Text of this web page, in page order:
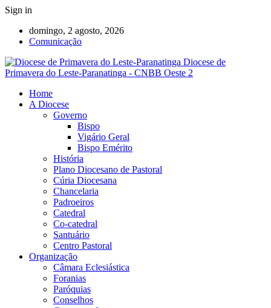
Sign in
domingo, 2 agosto, 2026
Comunicação
Diocese de
Primavera do Leste-Paranatinga - CNBB Oeste 2
Home
A Diocese
Governo
Bispo
Vigário Geral
Bispo Emérito
História
Plano Diocesano de Pastoral
Cúria Diocesana
Chancelaria
Padroeiros
Catedral
Co-catedral
Santuário
Centro Pastoral
Organização
Câmara Eclesiástica
Foranias
Paróquias
Conselhos